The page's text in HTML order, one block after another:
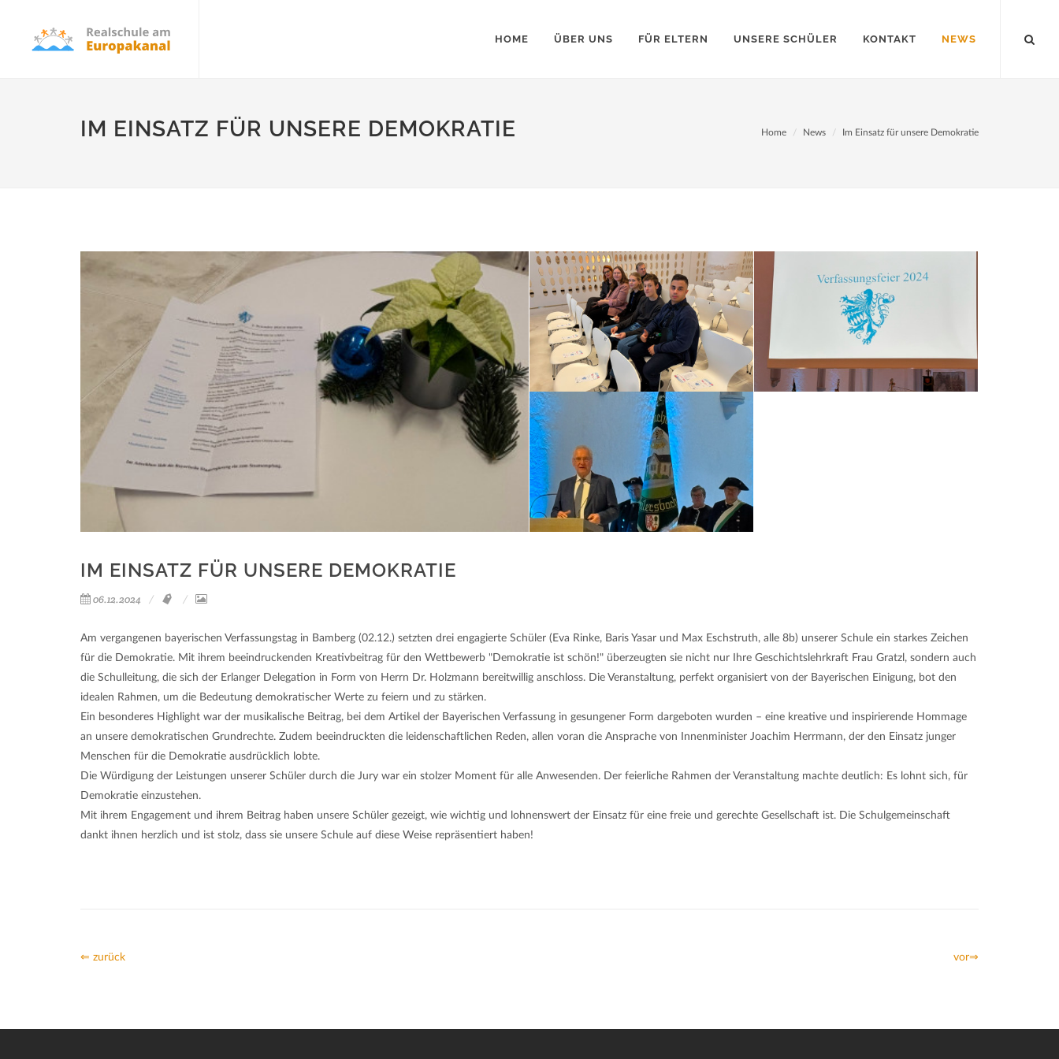
HOME ÜBER UNS FÜR ELTERN UNSERE SCHÜLER KONTAKT NEWS
IM EINSATZ FÜR UNSERE DEMOKRATIE Home News Im Einsatz für unsere Demokratie
IM EINSATZ FÜR UNSERE DEMOKRATIE
06.12.2024
Am vergangenen bayerischen Verfassungstag in Bamberg (02.12.) setzten drei engagierte Schüler (Eva Rinke, Baris Yasar und Max Eschstruth, alle 8b) unserer Schule ein starkes Zeichen
für die Demokratie. Mit ihrem beeindruckenden Kreativbeitrag für den Wettbewerb "Demokratie ist schön!" überzeugten sie nicht nur Ihre Geschichtslehrkraft Frau Gratzl, sondern auch
die Schulleitung, die sich der Erlanger Delegation in Form von Herrn Dr. Holzmann bereitwillig anschloss. Die Veranstaltung, perfekt organisiert von der Bayerischen Einigung, bot den
idealen Rahmen, um die Bedeutung demokratischer Werte zu feiern und zu stärken.
Ein besonderes Highlight war der musikalische Beitrag, bei dem Artikel der Bayerischen Verfassung in gesungener Form dargeboten wurden – eine kreative und inspirierende Hommage
an unsere demokratischen Grundrechte. Zudem beeindruckten die leidenschaftlichen Reden, allen voran die Ansprache von Innenminister Joachim Herrmann, der den Einsatz junger
Menschen für die Demokratie ausdrücklich lobte.
Die Würdigung der Leistungen unserer Schüler durch die Jury war ein stolzer Moment für alle Anwesenden. Der feierliche Rahmen der Veranstaltung machte deutlich: Es lohnt sich, für
Demokratie einzustehen.
Mit ihrem Engagement und ihrem Beitrag haben unsere Schüler gezeigt, wie wichtig und lohnenswert der Einsatz für eine freie und gerechte Gesellschaft ist. Die Schulgemeinschaft
dankt ihnen herzlich und ist stolz, dass sie unsere Schule auf diese Weise repräsentiert haben!
⇐ zurück vor⇒